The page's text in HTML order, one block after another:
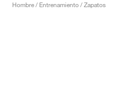
Hombre / Entrenamiento / Zapatos